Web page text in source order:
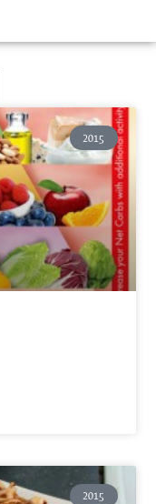
2015
2015